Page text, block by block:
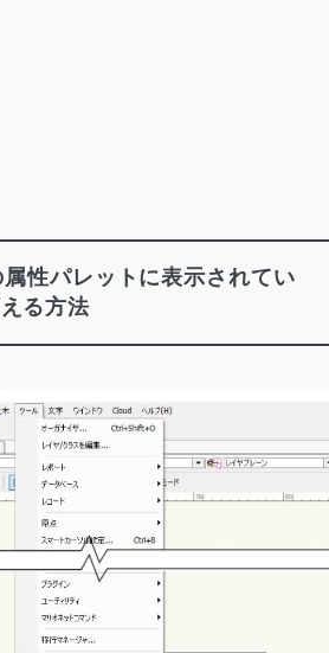
性パレットに表示されてい
る方法